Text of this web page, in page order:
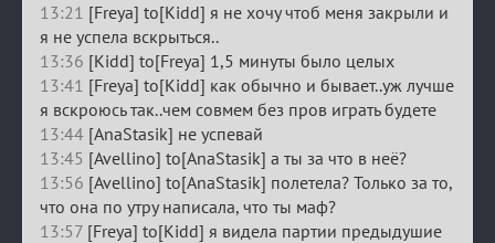
13:21 [Freya] to[Kidd] я не хочу чтоб меня закрыли и
я не успела вскрыться..
13:36 [Kidd] to[Freya] 1,5 минуты было целых
13:41 [Freya] to[Kidd] как обычно и бывает..уж лучше
я вскроюсь так..чем совмем без пров играть будете
13:44 [AnaStasik] не успевай
13:45 [Avellino] to[AnaStasik] а ты за что в неё?
13:56 [Avellino] to[AnaStasik] полетела? Только за то,
что она по утру написала, что ты маф?
13:57 [Freya] to[Kidd] я видела партии предыдушие